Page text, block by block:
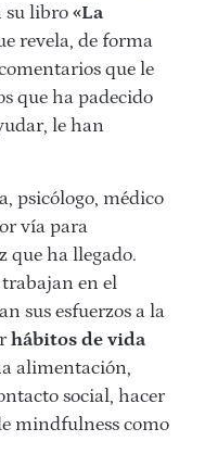
su libro «La
revela, de forma
que le
que ha padecido
le han
psicólogo, médico
vía para
que ha llegado.
trabajan en el
sus esfuerzos a la
hábitos de vida
alimentación,
social, hacer
mindfulness como